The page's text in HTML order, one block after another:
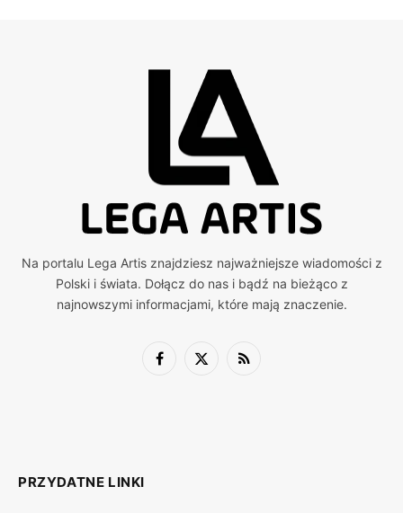
Na portalu Lega Artis znajdziesz najważniejsze wiadomości z
Polski i świata. Dołącz do nas i bądź na bieżąco z
najnowszymi informacjami, które mają znaczenie.
Facebook
X
RSS
PRZYDATNE LINKI